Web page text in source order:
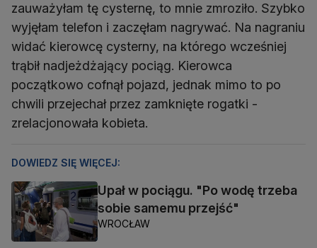
zauważyłam tę cysternę, to mnie zmroziło. Szybko
wyjęłam telefon i zaczęłam nagrywać. Na nagraniu
widać kierowcę cysterny, na którego wcześniej
trąbił nadjeżdżający pociąg. Kierowca
początkowo cofnął pojazd, jednak mimo to po
chwili przejechał przez zamknięte rogatki -
zrelacjonowała kobieta.
DOWIEDZ SIĘ WIĘCEJ:
Upał w pociągu. "Po wodę trzeba
sobie samemu przejść"
WROCŁAW